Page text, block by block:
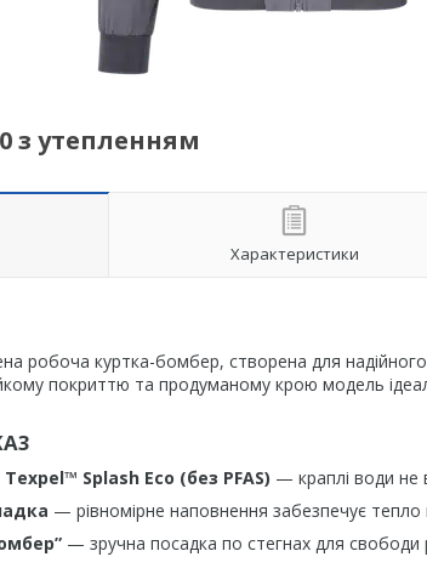
з утепленням
Характеристики
робоча куртка-бомбер, створена для
покриттю та продуманому крою модель
Splash Eco (без PFAS) — краплі води не
— рівномірне наповнення забезпечує тепло
— зручна посадка по стегнах для свободи